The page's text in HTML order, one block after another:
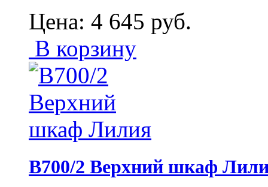
Цена: 4 645 руб.
В корзину
В700/2 Верхний шкаф